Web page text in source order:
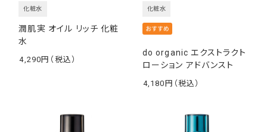
潤肌実 オイル リッチ 化粧
水
化粧水
4,290
do organic エクストラクト
ローション アドバンスト
化粧水
4,180